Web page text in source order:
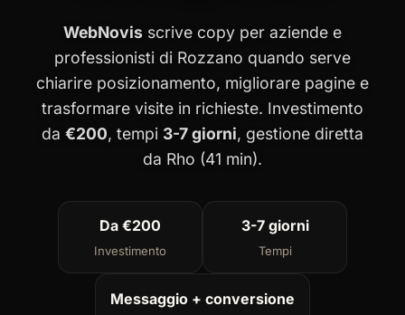
WebNovis scrive copy per aziende e
professionisti di Rozzano quando serve
chiarire posizionamento, migliorare pagine e
trasformare visite in richieste. Investimento
da €200, tempi 3-7 giorni, gestione diretta
da Rho (41 min).
Da €200
Investimento
3-7 giorni
Tempi
Messaggio + conversione